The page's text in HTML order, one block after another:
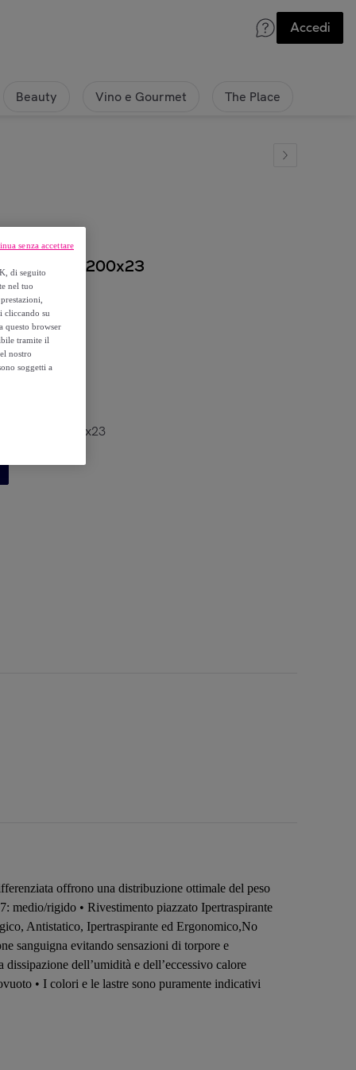
Accedi
Beauty Vino e Gourmet The Place
zone 90x200x23
zone 90x200x23
offrono una distribuzione ottimale del peso
medio/rigido • Rivestimento piazzato Ipertraspirante
Antistatico, Ipertraspirante ed Ergonomico,No
sanguigna evitando sensazioni di torpore e
dell’umidità e dell’eccessivo calore
• I colori e le lastre sono puramente indicativi
di seguito
nel tuo
cliccando su
questo browser
tramite il
nostro
soggetti a
senza accettare